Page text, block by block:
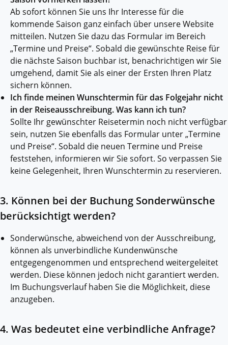
Ab sofort können Sie uns Ihr Interesse für die
kommende Saison ganz einfach über unsere Website
mitteilen. Nutzen Sie dazu das Formular im Bereich
„Termine und Preise“. Sobald die gewünschte Reise für
die nächste Saison buchbar ist, benachrichtigen wir Sie
umgehend, damit Sie als einer der Ersten Ihren Platz
sichern können.
Ich finde meinen Wunschtermin für das Folgejahr nicht
in der Reiseausschreibung. Was kann ich tun?
Sollte Ihr gewünschter Reisetermin noch nicht verfügbar
sein, nutzen Sie ebenfalls das Formular unter „Termine
und Preise“. Sobald die neuen Termine und Preise
feststehen, informieren wir Sie sofort. So verpassen Sie
keine Gelegenheit, Ihren Wunschtermin zu reservieren.
3. Können bei der Buchung Sonderwünsche
berücksichtigt werden?
Sonderwünsche, abweichend von der Ausschreibung,
können als unverbindliche Kundenwünsche
entgegengenommen und entsprechend weitergeleitet
werden. Diese können jedoch nicht garantiert werden.
Im Buchungsverlauf haben Sie die Möglichkeit, diese
anzugeben.
4. Was bedeutet eine verbindliche Anfrage?